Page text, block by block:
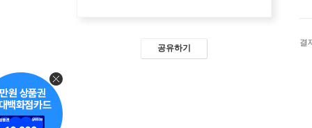
공유하기
결